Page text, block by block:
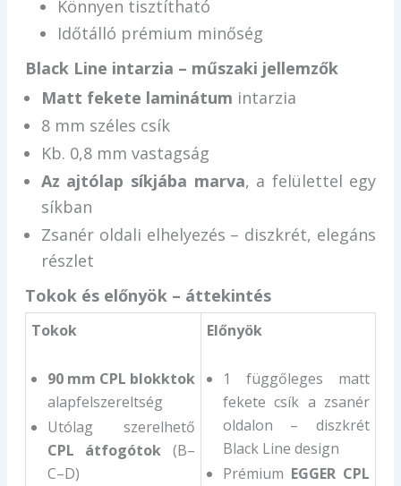
Könnyen tisztítható
Időtálló prémium minőség
Black Line intarzia – műszaki jellemzők
Matt fekete laminátum intarzia
8 mm széles csík
Kb. 0,8 mm vastagság
Az ajtólap síkjába marva, a felülettel egy
síkban
Zsanér oldali elhelyezés – diszkrét, elegáns
részlet
Tokok és előnyök – áttekintés
Tokok
90 mm CPL blokktok
alapfelszereltség
Utólag szerelhető
CPL átfogótok (B–
C–D)
Előnyök
1 függőleges matt
fekete csík a zsanér
oldalon – diszkrét
Black Line design
Prémium EGGER CPL